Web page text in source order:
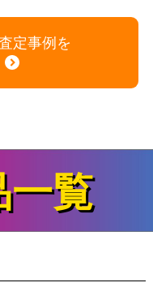
定事例を
一覧